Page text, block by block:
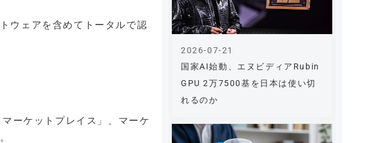
ウェアを含めてトータルで認
ーケットプレイス」、マーケ
国家AI始動、エヌビディアRubin
GPU 2万7500基を日本は使い切
れるのか
2026-07-21